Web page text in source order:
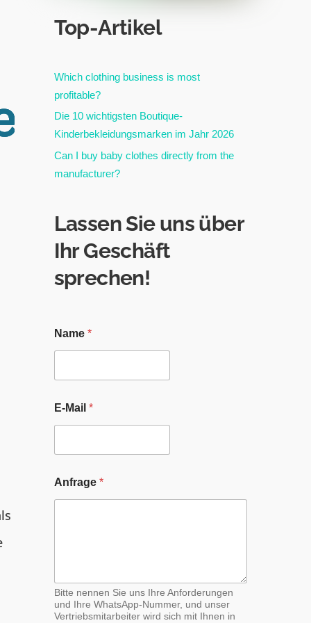
Top-Artikel
Which clothing business is most
profitable?
Die 10 wichtigsten Boutique-
Kinderbekleidungsmarken im Jahr 2026
Can I buy baby clothes directly from the
manufacturer?
Lassen Sie uns über
Ihr Geschäft
sprechen!
Name *
E-Mail *
-
M
e
A
n
Anfrage *
Bitte nennen Sie uns Ihre Anforderungen
und Ihre WhatsApp-Nummer, und unser
Vertriebsmitarbeiter wird sich mit Ihnen in